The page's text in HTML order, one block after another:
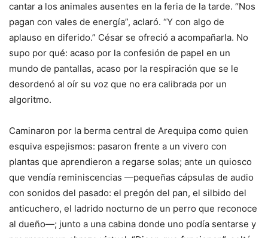
cantar a los animales ausentes en la feria de la tarde. “Nos
pagan con vales de energía”, aclaró. “Y con algo de
aplauso en diferido.” César se ofreció a acompañarla. No
supo por qué: acaso por la confesión de papel en un
mundo de pantallas, acaso por la respiración que se le
desordenó al oír su voz que no era calibrada por un
algoritmo.
Caminaron por la berma central de Arequipa como quien
esquiva espejismos: pasaron frente a un vivero con
plantas que aprendieron a regarse solas; ante un quiosco
que vendía reminiscencias —pequeñas cápsulas de audio
con sonidos del pasado: el pregón del pan, el silbido del
anticuchero, el ladrido nocturno de un perro que reconoce
al dueño—; junto a una cabina donde uno podía sentarse y